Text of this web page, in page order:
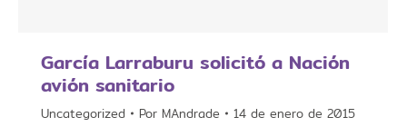
García Larraburu solicitó a Nación
avión sanitario
Uncategorized Por MAndrade 14 de enero de 2015